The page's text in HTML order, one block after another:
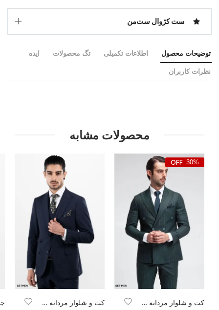
ست کژوال ست‌من
توضیحات محصول اطلاعات تکمیلی تگ محصولات ایده
نظرات کاربران
محصولات مشابه
30%
کت و شلوار مردانه شش دکمه دیپلمات کت و شلوار مردانه WOOL کلاسیک